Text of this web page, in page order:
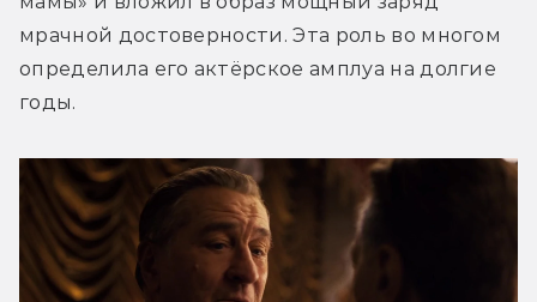
мрачной достоверности. Эта роль во многом
определила его актёрское амплуа на долгие
годы.